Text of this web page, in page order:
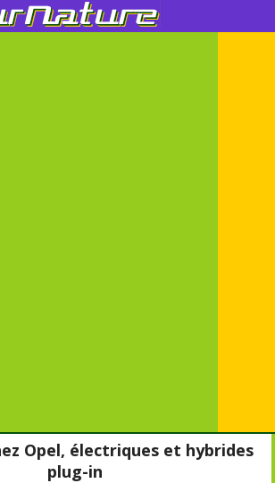
Opel, électriques et hybrides
plug-in